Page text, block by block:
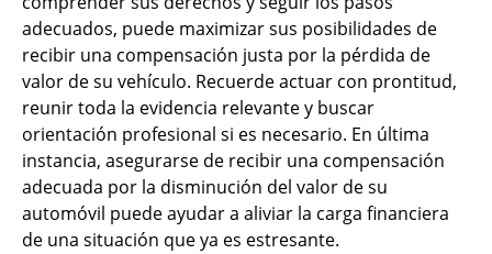
adecuados, puede maximizar sus posibilidades de
recibir una compensación justa por la pérdida de
valor de su vehículo. Recuerde actuar con prontitud,
reunir toda la evidencia relevante y buscar
orientación profesional si es necesario. En última
instancia, asegurarse de recibir una compensación
adecuada por la disminución del valor de su
automóvil puede ayudar a aliviar la carga financiera
de una situación que ya es estresante.